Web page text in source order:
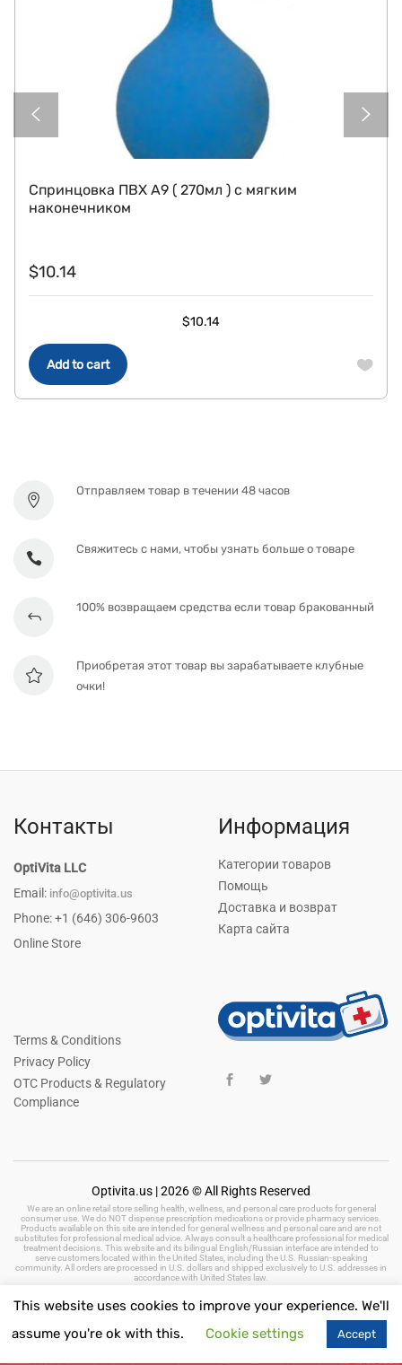
Add to cart
Спринцовка ПВХ А9 ( 270мл ) с мягким
наконечником
$10.14
$10.14
Отправляем товар в течении 48 часов
Свяжитесь с нами, чтобы узнать больше о товаре
100% возвращаем средства если товар бракованный
Приобретая этот товар вы зарабатываете клубные
очки!
Контакты
OptiVita LLC
Email: info@optivita.us
Phone: +1 (646) 306-9603
Online Store
Информация
Категории товаров
Помощь
Доставка и возврат
Карта сайта
Terms & Conditions
Privacy Policy
OTC Products & Regulatory
Compliance
Optivita.us | 2026 © All Rights Reserved
We are an online retail store selling health, wellness, and personal care products for general
consumer use. We do NOT dispense prescription medications or provide pharmacy services.
Products available on this site are intended for general wellness and personal care and are not
substitutes for professional medical advice. Always consult a healthcare professional for medical
treatment decisions. This website and its bilingual English/Russian interface are intended to
serve customers located within the United States, including the U.S. Russian-speaking
community. All orders are processed in U.S. dollars and shipped exclusively to U.S. addresses in
accordance with United States law.
Keywords: health and wellness products, personal care, beauty products, hygiene,
This website uses cookies to improve your experience. We'll
assume you're ok with this.
Cookie settings Accept